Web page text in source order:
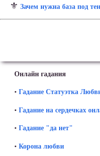
⚜ Зачем нужна база под
Онлайн гадания
• Гадание Статуэтка
• Гадание на сердечках
• Гадание "да нет"
• Корона любви